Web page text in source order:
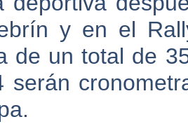
y en el
de un total de
serán